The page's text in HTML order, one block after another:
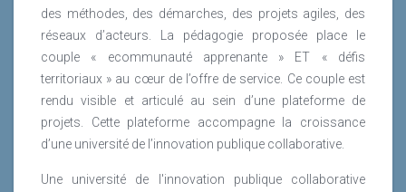
des méthodes, des démarches, des projets agiles, des
réseaux d’acteurs. La pédagogie proposée place le
couple « ecommunauté apprenante » ET « défis
territoriaux » au cœur de l’offre de service. Ce couple est
rendu visible et articulé au sein d’une plateforme de
projets. Cette plateforme accompagne la croissance
d’une université de l’innovation publique collaborative.
Une université de l'innovation publique collaborative